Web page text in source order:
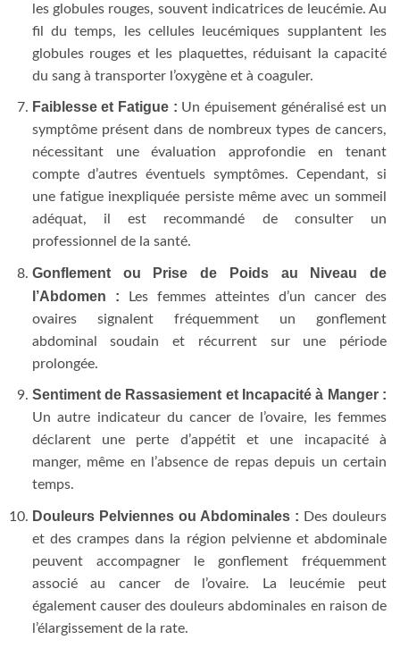
les globules rouges, souvent indicatrices de leucémie. Au
fil du temps, les cellules leucémiques supplantent les
globules rouges et les plaquettes, réduisant la capacité
du sang à transporter l’oxygène et à coaguler.
Faiblesse et Fatigue : Un épuisement généralisé est un
symptôme présent dans de nombreux types de cancers,
nécessitant une évaluation approfondie en tenant
compte d’autres éventuels symptômes. Cependant, si
une fatigue inexpliquée persiste même avec un sommeil
adéquat, il est recommandé de consulter un
professionnel de la santé.
Gonflement ou Prise de Poids au Niveau de
l’Abdomen : Les femmes atteintes d’un cancer des
ovaires signalent fréquemment un gonflement
abdominal soudain et récurrent sur une période
prolongée.
Sentiment de Rassasiement et Incapacité à Manger :
Un autre indicateur du cancer de l’ovaire, les femmes
déclarent une perte d’appétit et une incapacité à
manger, même en l’absence de repas depuis un certain
temps.
Douleurs Pelviennes ou Abdominales : Des douleurs
et des crampes dans la région pelvienne et abdominale
peuvent accompagner le gonflement fréquemment
associé au cancer de l’ovaire. La leucémie peut
également causer des douleurs abdominales en raison de
l’élargissement de la rate.